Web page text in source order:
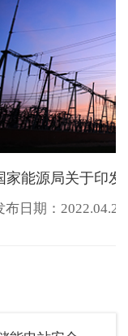
国家能源局综合司关于加强电化学储能电站安全管理的通...
发